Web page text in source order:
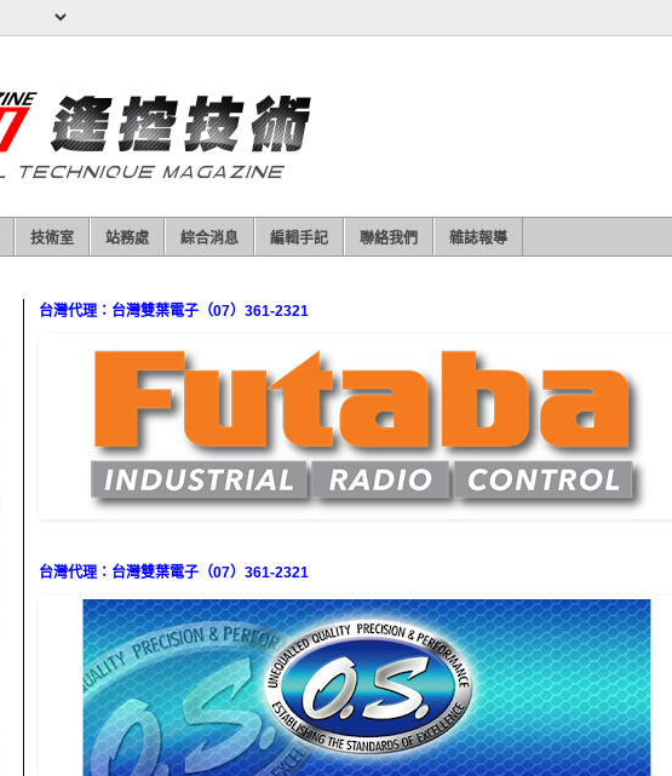
技術室 站務處 綜合消息 編輯手記 聯絡我們 雜誌報導
台灣代理：台灣雙葉電子（07）361-2321
台灣代理：台灣雙葉電子（07）361-2321